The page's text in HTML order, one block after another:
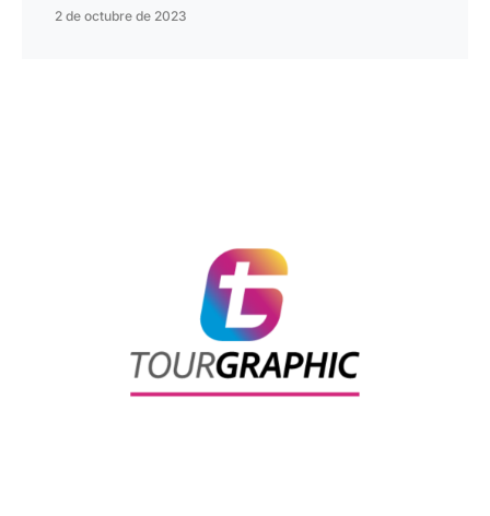
2 de octubre de 2023